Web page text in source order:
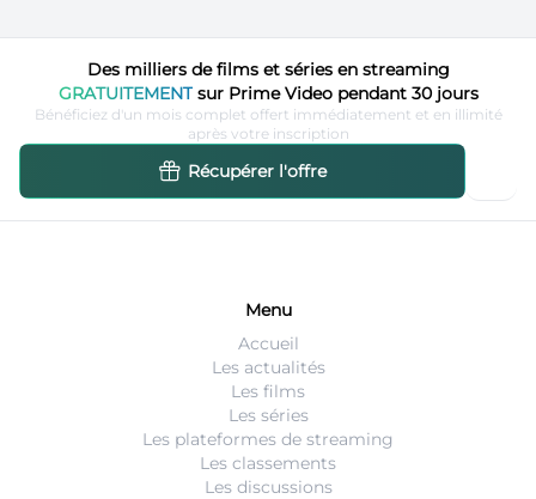
Des milliers de films et séries en streaming
GRATUITEMENTsur Prime Video pendant 30 jours
Bénéficiez d'un mois complet offert immédiatement et en illimité
après votre inscription
Récupérer l'offre
Menu
Accueil
Les actualités
Les films
Les séries
Les plateformes de streaming
Les classements
Les discussions